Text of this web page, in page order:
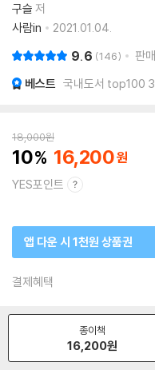
구슬 저
사람in
2021.01.04.
9.6 146 판
베스트 국내도서 top100
18,000원
10 16,200
YES포인트
앱 다운 시 1천원 상품권
결제혜택
종이책
16,200원